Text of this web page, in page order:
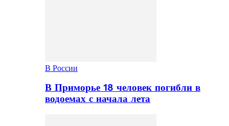
В России
В Приморье 18 человек погибли в
водоемах с начала лета